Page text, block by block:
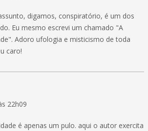
digamos, conspiratório, é um dos
Eu mesmo escrevi um chamado "A
Adoro ufologia e misticismo de toda
caro!
22h09
é apenas um pulo. aqui o autor exercita